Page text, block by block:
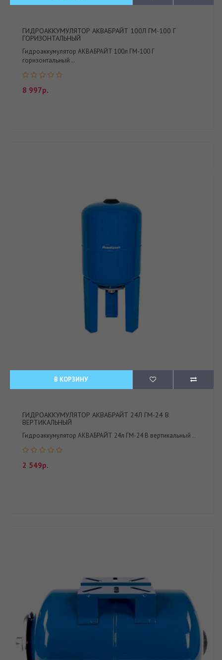
ГИДРОАККУМУЛЯТОР АКВАБРАЙТ 100Л ГМ-100 Г
ГОРИЗОНТАЛЬНЫЙ
Гидроаккумулятор АКВАБРАЙТ 100л ГМ-100 Г
горизонтальный ..
8 997р.
В КОРЗИНУ
ГИДРОАККУМУЛЯТОР АКВАБРАЙТ 24Л ГМ-24 В
ВЕРТИКАЛЬНЫЙ
Гидроаккумулятор АКВАБРАЙТ 24л ГМ-24 В вертикальный ..
2 549р.